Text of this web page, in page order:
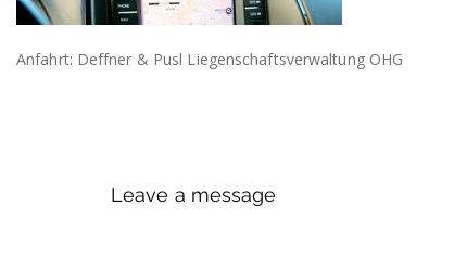
Anfahrt: Deffner & Pusl Liegenschaftsverwaltung OHG
Leave a message